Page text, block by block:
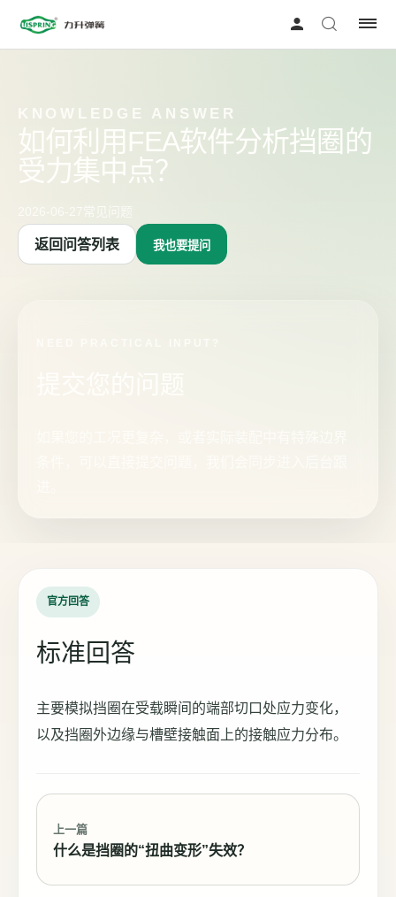
KNOWLEDGE ANSWER
如何利用FEA软件分析挡圈的
受力集中点？
返回问答列表 我也要提问
官方回答
标准回答
主要模拟挡圈在受载瞬间的端部切口处应力变化，
以及挡圈外边缘与槽壁接触面上的接触应力分布。
上一篇
什么是挡圈的“扭曲变形”失效？